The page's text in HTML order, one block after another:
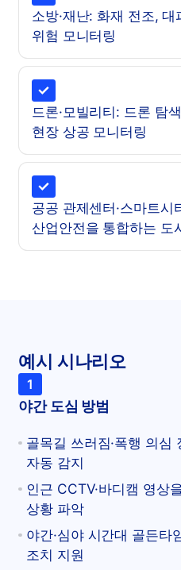
소방·재난: 화재 전조,
위험 모니터링
드론·모빌리티: 드론 탐
현장 상공 모니터링
공공 관제센터·스마트시
산업안전을 통합하는 도
예시 시나리오
1
야간 도심 방범
골목길 쓰러짐·폭행 의심
자동 감지
인근 CCTV·바디캠 영상
상황 파악
야간·심야 시간대 골든타
조치 지원